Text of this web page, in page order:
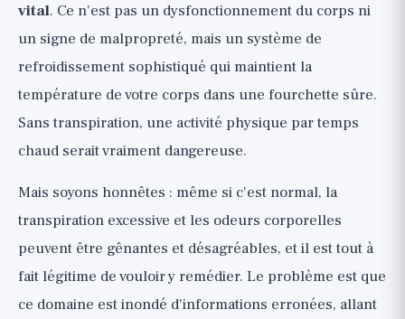
déclencheurs (🟢)
antitranspirant
Le conseil qui change tout : appliquer
l'antitranspirant le soir
"Déodorant naturel" : que fait-il vraiment
(🟡)
Véritable transpiration excessive
(hyperhidrose) : quand cela dépasse les
vital. Ce n'est pas un dysfonctionnement du corps ni
un signe de malpropreté, mais un système de
refroidissement sophistiqué qui maintient la
température de votre corps dans une fourchette sûre.
Sans transpiration, une activité physique par temps
chaud serait vraiment dangereuse.
Mais soyons honnêtes : même si c'est normal, la
transpiration excessive et les odeurs corporelles
peuvent être gênantes et désagréables, et il est tout à
fait légitime de vouloir y remédier. Le problème est que
ce domaine est inondé d'informations erronées, allant